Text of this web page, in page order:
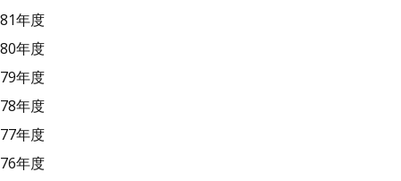
81年度
80年度
79年度
78年度
77年度
76年度